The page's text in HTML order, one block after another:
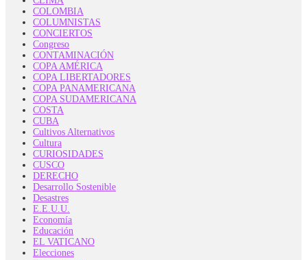
COLOMBIA
COLUMNISTAS
CONCIERTOS
Congreso
CONTAMINACIÓN
COPA AMÉRICA
COPA LIBERTADORES
COPA PANAMERICANA
COPA SUDAMERICANA
COSTA
CUBA
Cultivos Alternativos
Cultura
CURIOSIDADES
CUSCO
DERECHO
Desarrollo Sostenible
Desastres
E.E.U.U.
Economía
Educación
EL VATICANO
Elecciones